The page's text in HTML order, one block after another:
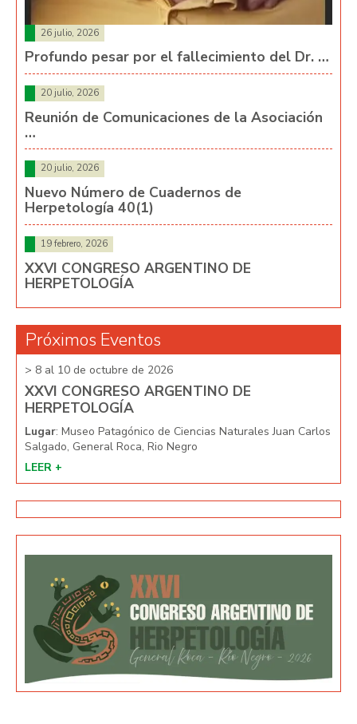
26 julio, 2026
Profundo pesar por el fallecimiento del Dr. …
20 julio, 2026
Reunión de Comunicaciones de la Asociación
…
20 julio, 2026
Nuevo Número de Cuadernos de
Herpetología 40(1)
19 febrero, 2026
XXVI CONGRESO ARGENTINO DE
HERPETOLOGÍA
Próximos Eventos
> 8 al 10 de octubre de 2026
XXVI CONGRESO ARGENTINO DE
HERPETOLOGÍA
Lugar: Museo Patagónico de Ciencias Naturales Juan Carlos
Salgado, General Roca, Rio Negro
LEER +